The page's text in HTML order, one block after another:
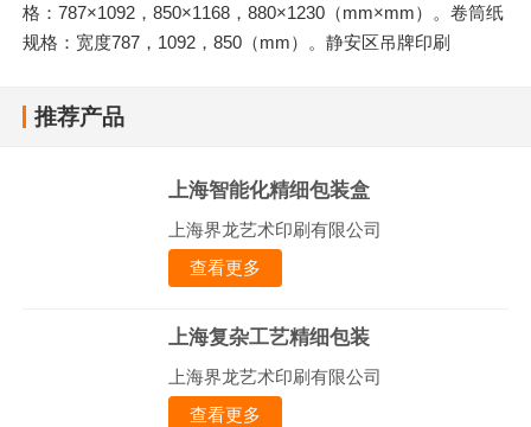
格：787×1092，850×1168，880×1230（mm×mm）。卷筒纸
规格：宽度787，1092，850（mm）。静安区吊牌印刷
推荐产品
上海智能化精细包装盒
上海界龙艺术印刷有限公司
查看更多
上海复杂工艺精细包装
上海界龙艺术印刷有限公司
查看更多